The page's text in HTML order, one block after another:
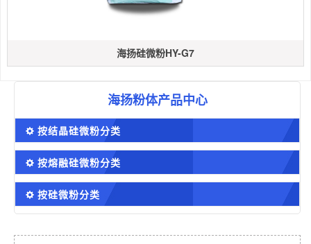
海扬硅微粉HY-G7
海扬粉体产品中心
按结晶硅微粉分类
按熔融硅微粉分类
按硅微粉分类